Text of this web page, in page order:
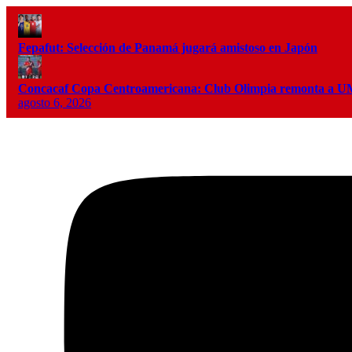
Fepafut: Selección de Panamá jugará amistoso en Japón
Concacaf Copa Centroamericana: Club Olimpia remonta a
agosto 6, 2026